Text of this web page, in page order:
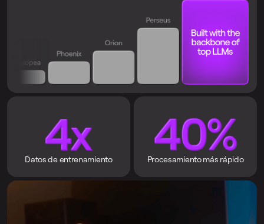
Datos de entrenamiento Procesamiento más rápido